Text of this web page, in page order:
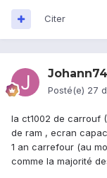
Citer
Johann74
Posté(e) 27
la ct1002 de carrouf
de ram , ecran
1 an carrefour (au
comme la majorité